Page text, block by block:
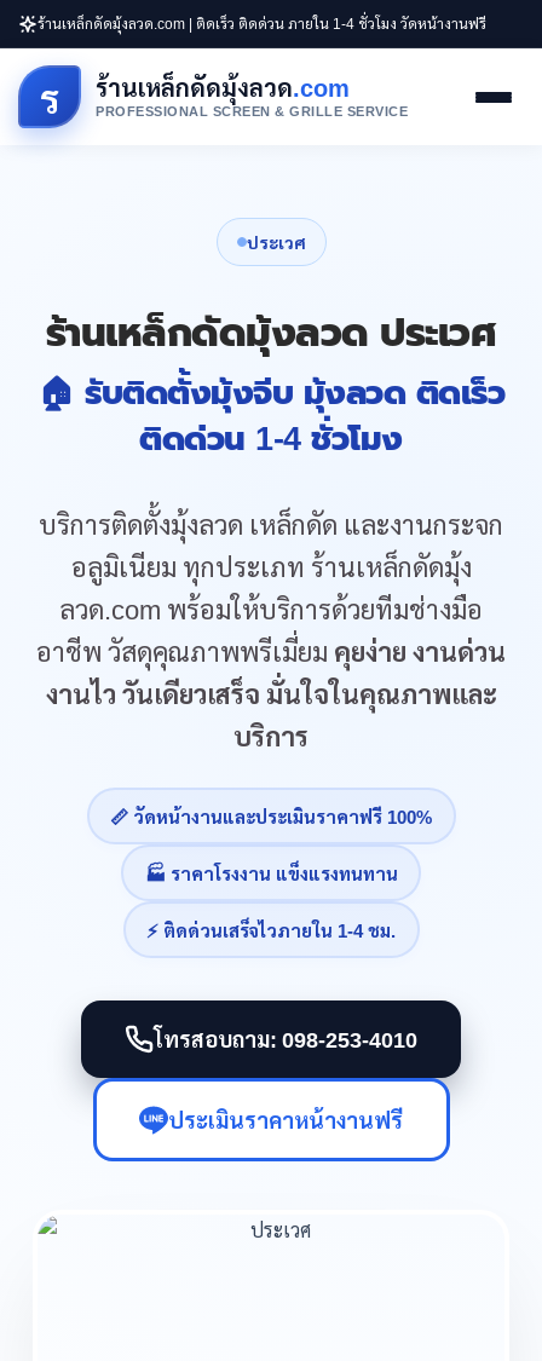
ร้านเหล็กดัดมุ้งลวด.com | ติดเร็ว ติดด่วน ภายใน 1-4 ชั่วโมง วัดหน้างานฟรี
ร ร้านเหล็กดัดมุ้งลวด.com
PROFESSIONAL SCREEN & GRILLE SERVICE
ประเวศ
ร้านเหล็กดัดมุ้งลวด ประเวศ
🏠 รับติดตั้งมุ้งจีบ มุ้งลวด ติดเร็ว
ติดด่วน 1-4 ชั่วโมง
บริการติดตั้งมุ้งลวด เหล็กดัด และงานกระจก
อลูมิเนียม ทุกประเภท ร้านเหล็กดัดมุ้ง
ลวด.com พร้อมให้บริการด้วยทีมช่างมือ
อาชีพ วัสดุคุณภาพพรีเมี่ยม คุยง่าย งานด่วน
งานไว วันเดียวเสร็จ มั่นใจในคุณภาพและ
บริการ
📏 วัดหน้างานและประเมินราคาฟรี 100%
🏭 ราคาโรงงาน แข็งแรงทนทาน
⚡ ติดด่วนเสร็จไวภายใน 1-4 ชม.
โทรสอบถาม: 098-253-4010
ประเมินราคาหน้างานฟรี